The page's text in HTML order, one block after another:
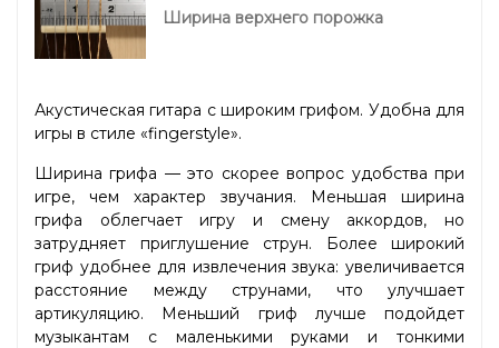
Ширина верхнего порожка
Акустическая гитара с широким грифом. Удобна для
игры в стиле «fingerstyle».
Ширина грифа — это скорее вопрос удобства при
игре, чем характер звучания. Меньшая ширина
грифа облегчает игру и смену аккордов, но
затрудняет приглушение струн. Более широкий
гриф удобнее для извлечения звука: увеличивается
расстояние между струнами, что улучшает
артикуляцию. Меньший гриф лучше подойдет
музыкантам с маленькими руками и тонкими